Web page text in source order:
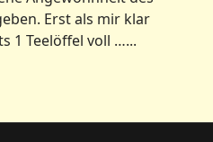
Erst als mir klar
1 Teelöffel voll …...